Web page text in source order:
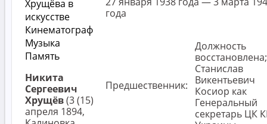
года
Предшественник:
Должность
восстановлена;
Станислав
Викентьевич
Косиор как
Генеральный
секретарь ЦК
Хрущёва в
искусстве
Кинематограф
Музыка
Память
Никита
Сергеевич
Хрущёв(3 (15)
апреля 1894,